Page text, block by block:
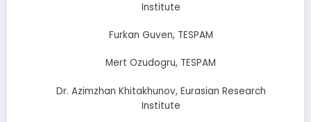
Institute
Furkan Guven, TESPAM
Mert Ozudogru, TESPAM
Dr. Azimzhan Khitakhunov, Eurasian Research
Institute